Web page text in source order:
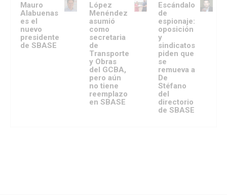
Mauro
Alabuenas
es el
nuevo
presidente
de SBASE
López
Menéndez
asumió
como
secretaria
de
Transporte
y Obras
del GCBA,
pero aún
no tiene
reemplazo
en SBASE
Escándalo
de
espionaje:
oposición
y
sindicatos
piden que
se
remueva a
De
Stéfano
del
directorio
de SBASE